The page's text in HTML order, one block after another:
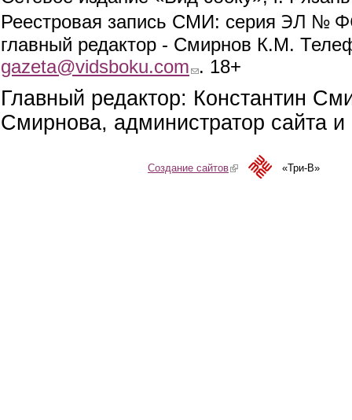
Реестровая запись СМИ: серия ЭЛ №
главный редактор - Смирнов К.М.
gazeta@vidsboku.com (link sends e-mail)
. 18+
Главный редактор: Константин
Смирнова, администратор сайта
Создание сайтов(link is external)«Три-В»